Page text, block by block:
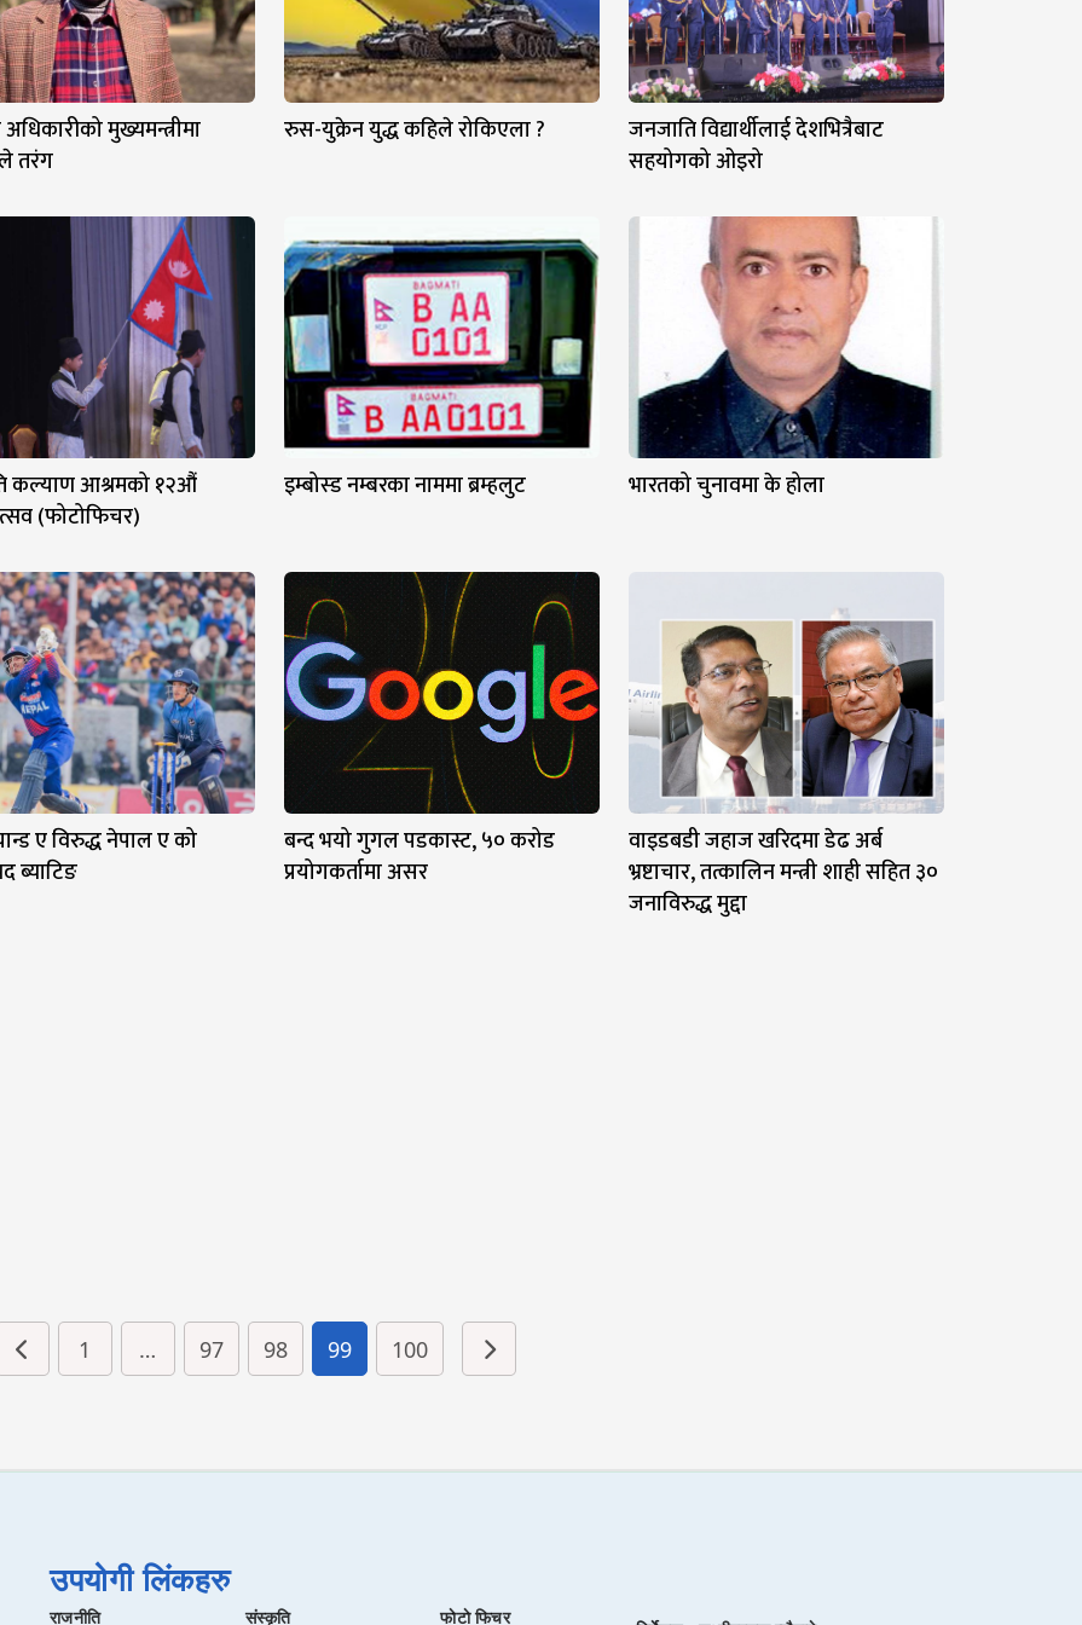
मुख्यमन्त्रीमा
तरंग
रुस-युक्रेन युद्ध कहिले रोकिएला ?
जनजाति विद्यार्थीलाई देशभित्रैबाट
सहयोगको ओइरो
कल्याण आश्रमको १२औं
(फोटोफिचर)
इम्बोस्ड नम्बरका नाममा ब्रम्हलुट भारतको चुनावमा के होला
ए विरुद्ध नेपाल ए को
ब्याटिङ
बन्द भयो गुगल पडकास्ट, ५० करोड
प्रयोगकर्तामा असर
वाइडबडी जहाज खरिदमा डेढ अर्ब
भ्रष्टाचार, तत्कालिन मन्त्री शाही सहित ३०
जनाविरुद्ध मुद्दा
1 … 97 98 99 100
उपयोगी लिंकहरु
राजनीति संस्कृति फाेटाे फिचर